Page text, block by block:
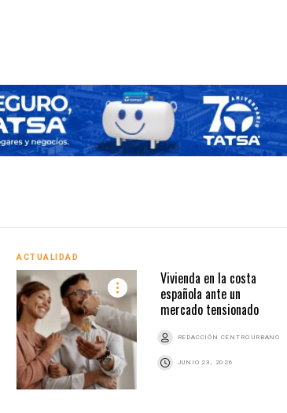
ACTUALIDAD
Vivienda en la costa
española ante un
mercado tensionado
REDACCIÓN CENTRO URBANO
JUNIO 23, 2026